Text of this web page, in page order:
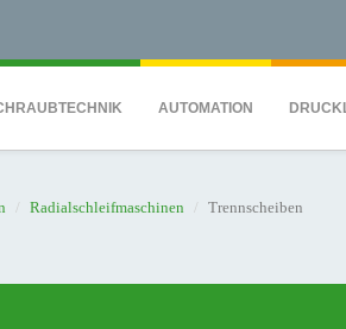
AUTOMATION
Radialschleifmaschinen Trennscheiben